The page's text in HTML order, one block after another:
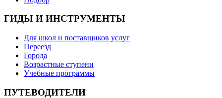
ГИДЫ И ИНСТРУМЕНТЫ
Для школ и поставщиков услуг
Переезд
Города
Возрастные ступени
Учебные программы
ПУТЕВОДИТЕЛИ